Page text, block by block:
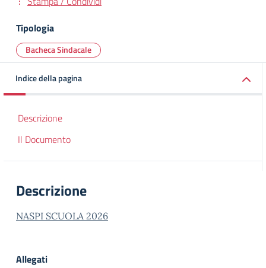
Tipologia
Bacheca Sindacale
Indice della pagina
Descrizione
Il Documento
Descrizione
NASPI SCUOLA 2026
Allegati